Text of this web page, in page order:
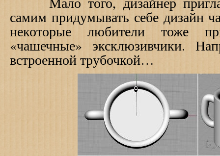
самим придумывать себе дизайн
некоторые любители тоже
«чашечные» эксклюзивчики.
встроенной трубочкой…